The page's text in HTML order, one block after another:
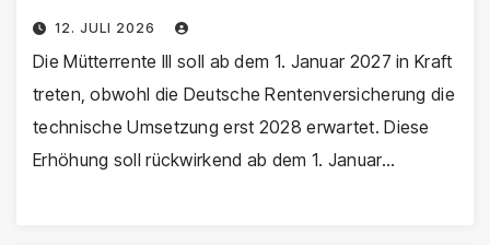
12. JULI 2026
Die Mütterrente III soll ab dem 1. Januar 2027 in Kraft
treten, obwohl die Deutsche Rentenversicherung die
technische Umsetzung erst 2028 erwartet. Diese
Erhöhung soll rückwirkend ab dem 1. Januar…